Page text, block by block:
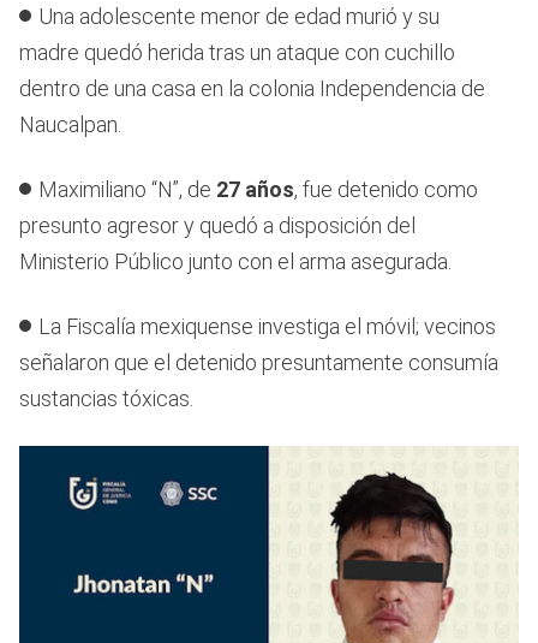
Una adolescente menor de edad murió y su
madre quedó herida tras un ataque con cuchillo
dentro de una casa en la colonia Independencia de
Naucalpan.
Maximiliano “N”, de 27 años, fue detenido como
presunto agresor y quedó a disposición del
Ministerio Público junto con el arma asegurada.
La Fiscalía mexiquense investiga el móvil; vecinos
señalaron que el detenido presuntamente consumía
sustancias tóxicas.